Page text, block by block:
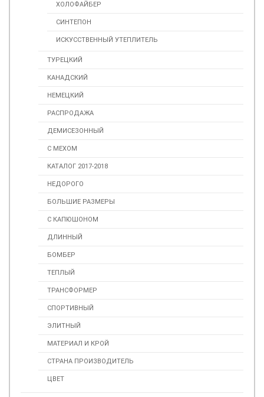
ХОЛОФАЙБЕР
СИНТЕПОН
ИСКУССТВЕННЫЙ УТЕПЛИТЕЛЬ
ТУРЕЦКИЙ
КАНАДСКИЙ
НЕМЕЦКИЙ
РАСПРОДАЖА
ДЕМИСЕЗОННЫЙ
С МЕХОМ
КАТАЛОГ 2017-2018
НЕДОРОГО
БОЛЬШИЕ РАЗМЕРЫ
С КАПЮШОНОМ
ДЛИННЫЙ
БОМБЕР
ТЕПЛЫЙ
ТРАНСФОРМЕР
СПОРТИВНЫЙ
ЭЛИТНЫЙ
МАТЕРИАЛ И КРОЙ
СТРАНА ПРОИЗВОДИТЕЛЬ
ЦВЕТ